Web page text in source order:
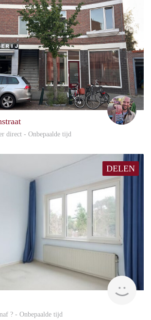
direct - Onbepaalde tijd
DELEN
? - Onbepaalde tijd